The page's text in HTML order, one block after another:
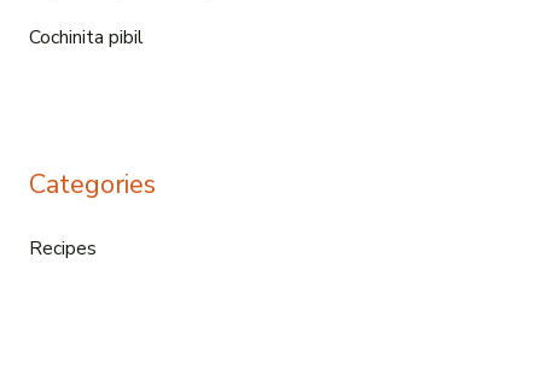
Cochinita pibil
Categories
Recipes